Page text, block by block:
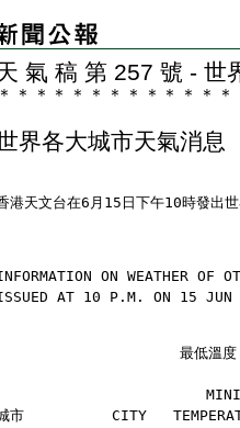
氣 稿 第 257 號 - 世
＊ ＊ ＊ ＊ ＊ ＊ ＊ ＊ ＊ ＊ ＊ ＊ ＊
界各大城市天氣消息
港天文台在6月15日下午10時發出
ON WEATHER OF
AT 10 P.M. ON 15 JUN
最低溫度
市          CITY